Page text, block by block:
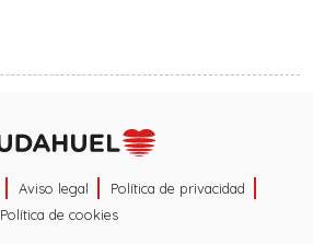
Aviso legal
Política de privacidad
Política de cookies